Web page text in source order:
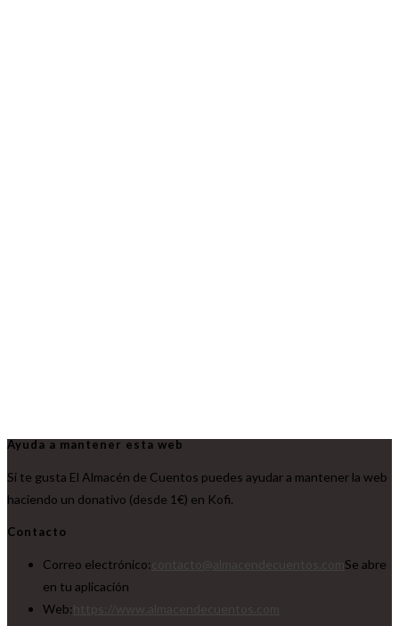
Ayuda a mantener esta web
Si te gusta El Almacén de Cuentos puedes ayudar a mantener la web
haciendo un donativo (desde 1€) en Kofi.
Contacto
Correo electrónico:
Se abre
en tu aplicación
Web: